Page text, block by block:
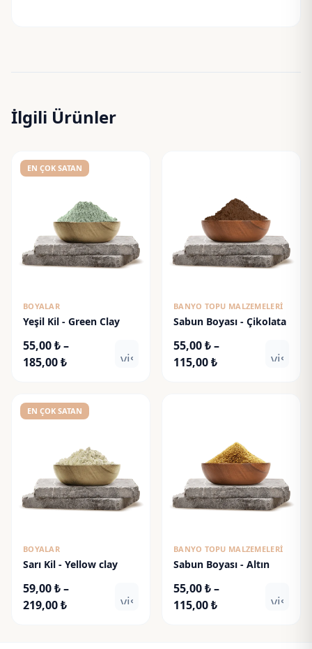
İlgili Ürünler
EN ÇOK SATAN
BOYALAR
Yeşil Kil - Green Clay
55,00₺–
185,00₺Fiyat
-
visibility
BANYO TOPU MALZEMELERI
Sabun Boyası - Çikolata
55,00₺–
115,00₺Fiyat
EN ÇOK SATAN
BOYALAR
Sarı Kil - Yellow clay
59,00₺–
219,00₺Fiyat
visibility
BANYO TOPU MALZEMELERI
Sabun Boyası - Altın
55,00₺–
115,00₺Fiyat